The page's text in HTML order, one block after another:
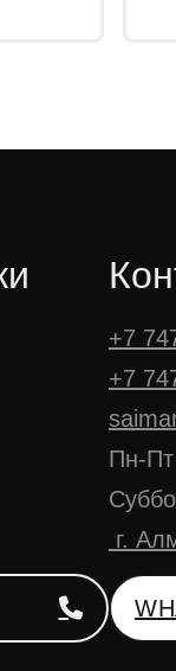
+7
+7
Пн-
г.